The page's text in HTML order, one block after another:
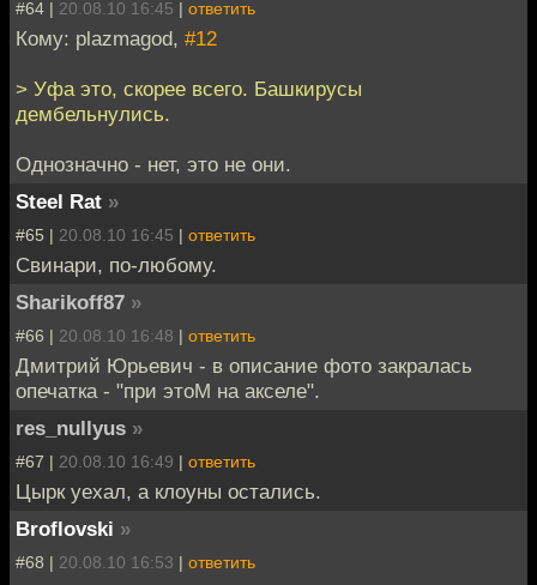
#64 | 20.08.10 16:45 | ответить
Кому: plazmagod, #12
> Уфа это, скорее всего. Башкирусы
дембельнулись.
Однозначно - нет, это не они.
Steel Rat »
#65 | 20.08.10 16:45 | ответить
Свинари, по-любому.
Sharikoff87 »
#66 | 20.08.10 16:48 | ответить
Дмитрий Юрьевич - в описание фото закралась
опечатка - "при этоМ на акселе".
res_nullyus »
#67 | 20.08.10 16:49 | ответить
Цырк уехал, а клоуны остались.
Broflovski »
#68 | 20.08.10 16:53 | ответить